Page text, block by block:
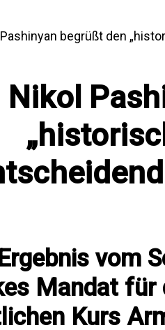
Nikol
vom
Mandat für
Kurs